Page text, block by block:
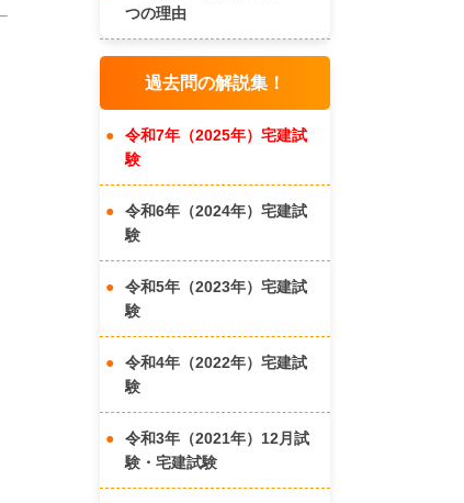
つの理由
過去問の解説集！
令和7年（2025年）宅建試
験
令和6年（2024年）宅建試
験
令和5年（2023年）宅建試
験
令和4年（2022年）宅建試
験
令和3年（2021年）12月試
験・宅建試験